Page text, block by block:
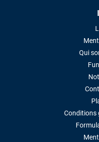
Qui
Conditions